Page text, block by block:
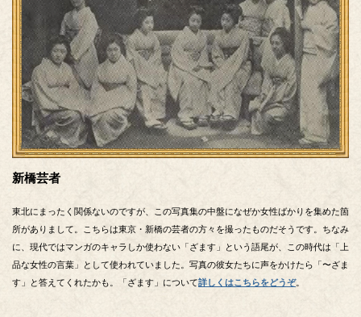
新橋芸者
東北にまったく関係ないのですが、この写真集の中盤になぜか女性ばかりを集めた箇
所がありまして。こちらは東京・新橋の芸者の方々を撮ったものだそうです。ちなみ
に、現代ではマンガのキャラしか使わない「ざます」という語尾が、この時代は「上
品な女性の言葉」として使われていました。写真の彼女たちに声をかけたら「〜ざま
す」と答えてくれたかも。「ざます」について詳しくはこちらをどうぞ。